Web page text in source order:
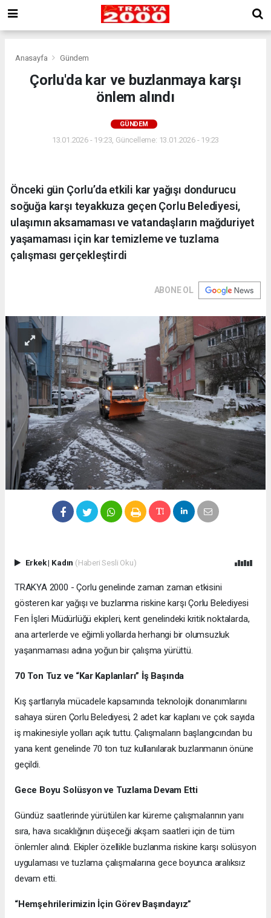
Anasayfa Gündem
Çorlu'da kar ve buzlanmaya karşı
önlem alındı
GÜNDEM
13.01.2026 - 19:23, Güncelleme: 13.01.2026 - 19:23
Önceki gün Çorlu’da etkili kar yağışı dondurucu
soğuğa karşı teyakkuza geçen Çorlu Belediyesi,
ulaşımın aksamaması ve vatandaşların mağduriyet
yaşamaması için kar temizleme ve tuzlama
çalışması gerçekleştirdi
ABONE OL
Erkek| Kadın (Haberi Sesli Oku)
TRAKYA 2000 - Çorlu genelinde zaman zaman etkisini
gösteren kar yağışı ve buzlanma riskine karşı Çorlu Belediyesi
Fen İşleri Müdürlüğü ekipleri, kent genelindeki kritik noktalarda,
ana arterlerde ve eğimli yollarda herhangi bir olumsuzluk
yaşanmaması adına yoğun bir çalışma yürüttü.
70 Ton Tuz ve “Kar Kaplanları” İş Başında
Kış şartlarıyla mücadele kapsamında teknolojik donanımlarını
sahaya süren Çorlu Belediyesi, 2 adet kar kaplanı ve çok sayıda
iş makinesiyle yolları açık tuttu. Çalışmaların başlangıcından bu
yana kent genelinde 70 ton tuz kullanılarak buzlanmanın önüne
geçildi.
Gece Boyu Solüsyon ve Tuzlama Devam Etti
Gündüz saatlerinde yürütülen kar küreme çalışmalarının yanı
sıra, hava sıcaklığının düşeceği akşam saatleri için de tüm
önlemler alındı. Ekipler özellikle buzlanma riskine karşı solüsyon
uygulaması ve tuzlama çalışmalarına gece boyunca aralıksız
devam etti.
“Hemşehrilerimizin İçin Görev Başındayız”